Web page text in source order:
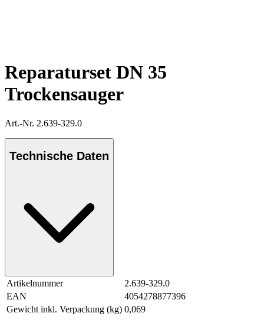
Reparaturset DN 35
Trockensauger
Art.-Nr. 2.639-329.0
Technische Daten
Artikelnummer
2.639-329.0
EAN
4054278877396
Gewicht inkl. Verpackung (kg) 0,069